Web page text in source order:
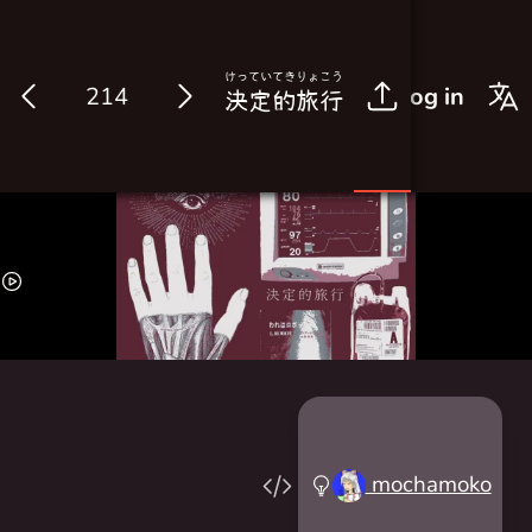
決
けっ
定
てい
的
てき
旅
りょ
行
こう
Log in
mochamoko